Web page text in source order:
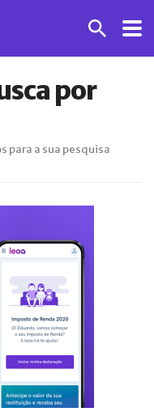
por
para a sua pesquisa